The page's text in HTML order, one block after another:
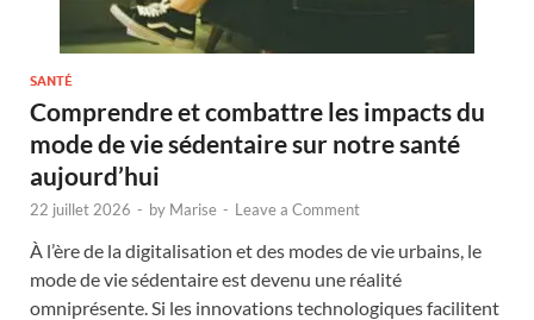
SANTÉ
Comprendre et combattre les impacts du
mode de vie sédentaire sur notre santé
aujourd’hui
22 juillet 2026 - by Marise - Leave a Comment
À l’ère de la digitalisation et des modes de vie urbains, le
mode de vie sédentaire est devenu une réalité
omniprésente. Si les innovations technologiques facilitent